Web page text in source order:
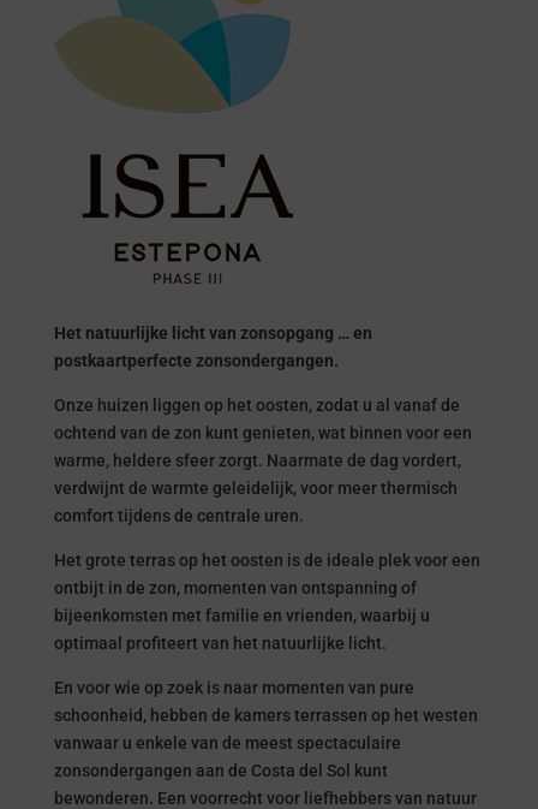
Het natuurlijke licht van zonsopgang … en
postkaartperfecte zonsondergangen.
Onze huizen liggen op het oosten, zodat u al vanaf de
ochtend van de zon kunt genieten, wat binnen voor een
warme, heldere sfeer zorgt. Naarmate de dag vordert,
verdwijnt de warmte geleidelijk, voor meer thermisch
comfort tijdens de centrale uren.
Het grote terras op het oosten is de ideale plek voor een
ontbijt in de zon, momenten van ontspanning of
bijeenkomsten met familie en vrienden, waarbij u
optimaal profiteert van het natuurlijke licht.
En voor wie op zoek is naar momenten van pure
schoonheid, hebben de kamers terrassen op het westen
vanwaar u enkele van de meest spectaculaire
zonsondergangen aan de Costa del Sol kunt
bewonderen. Een voorrecht voor liefhebbers van natuur